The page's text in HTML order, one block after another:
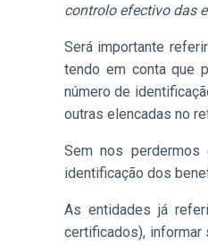
controlo efectivo das
Será importante
tendo em conta que
número de
outras elencadas no
Sem nos
identificação dos
As entidades já
certificados), informar